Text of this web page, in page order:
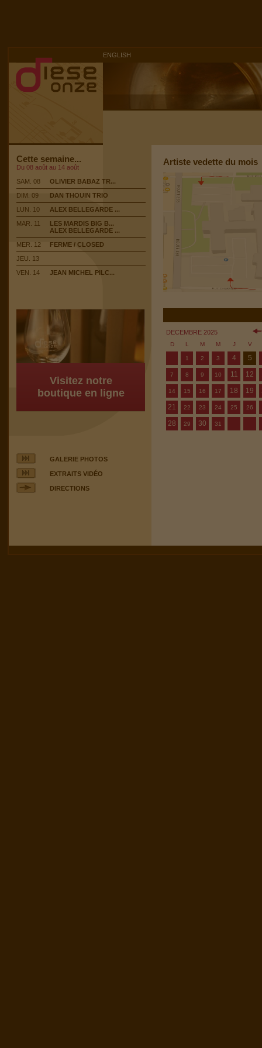
ENGLISH
Cette semaine...
Du 08 août au 14 août
SAM. 08
OLIVIER BABAZ TR...
DIM. 09
DAN THOUIN TRIO
LUN. 10
ALEX BELLEGARDE ...
MAR. 11
LES MARDIS BIG B...
ALEX BELLEGARDE ...
MER. 12
FERME / CLOSED
JEU. 13
VEN. 14
JEAN MICHEL PILC...
Visitez notre
boutique en ligne
GALERIE PHOTOS
EXTRAITS VIDÉO
DIRECTIONS
Artiste vedette du mois
DECEMBRE 2025
D L M M J V
1 2 3 4 5
7 8 9 10 11 12
14 15 16 17 18 19
21
22 23 24 25 26
28 29 30 31